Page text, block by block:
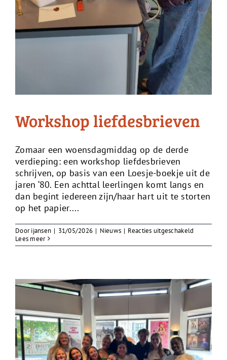
Workshop liefdesbrieven
Zomaar een woensdagmiddag op de derde
verdieping: een workshop liefdesbrieven
schrijven, op basis van een Loesje-boekje uit de
jaren ‘80. Een achttal leerlingen komt langs en
dan begint iedereen zijn/haar hart uit te storten
op het papier....
Doorijansen | 31/05/2026 | Nieuws | Reacties uitgeschakeld
Lees meer